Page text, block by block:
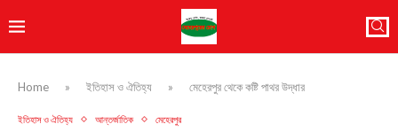
Home » ইতিহাস ও ঐতিহ্য » মেহেরপুর থেকে কষ্টি পাথর উদ্ধার
ইতিহাস ও ঐতিহ্য আন্তর্জাতিক মেহেরপুর